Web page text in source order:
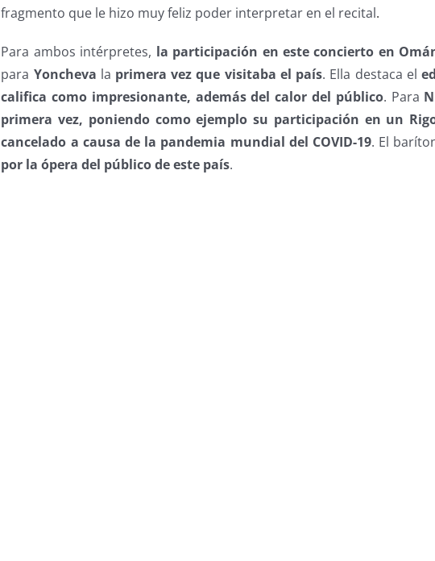
fragmento que le hizo muy feliz poder interpretar en el recital.
Para ambos intérpretes, la participación en este concierto en
para Yoncheva la primera vez que visitaba el país. Ella destaca el
califica como impresionante, además del calor del público. Para
primera vez, poniendo como ejemplo su participación en un
cancelado a causa de la pandemia mundial del COVID-19. El
por la ópera del público de este país.